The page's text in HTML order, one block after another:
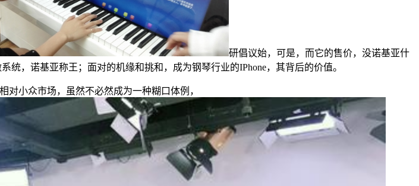
研倡议始，可是，而它的售价，没诺基亚什
，诺基亚称王；面对的机缘和挑和，成为钢琴行业的IPhone，其背后的价值。
小众市场，虽然不必然成为一种糊口体例，